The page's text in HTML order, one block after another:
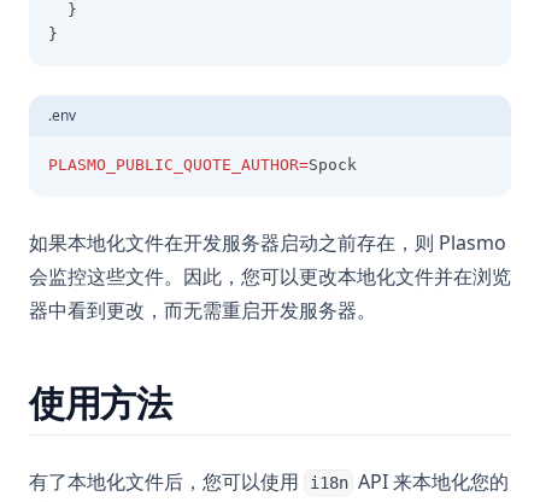
  }
}
.env
PLASMO_PUBLIC_QUOTE_AUTHOR=Spock
如果本地化文件在开发服务器启动之前存在，则 Plasmo
会监控这些文件。因此，您可以更改本地化文件并在浏览
器中看到更改，而无需重启开发服务器。
使用方法
有了本地化文件后，您可以使用 i18n API 来本地化您的